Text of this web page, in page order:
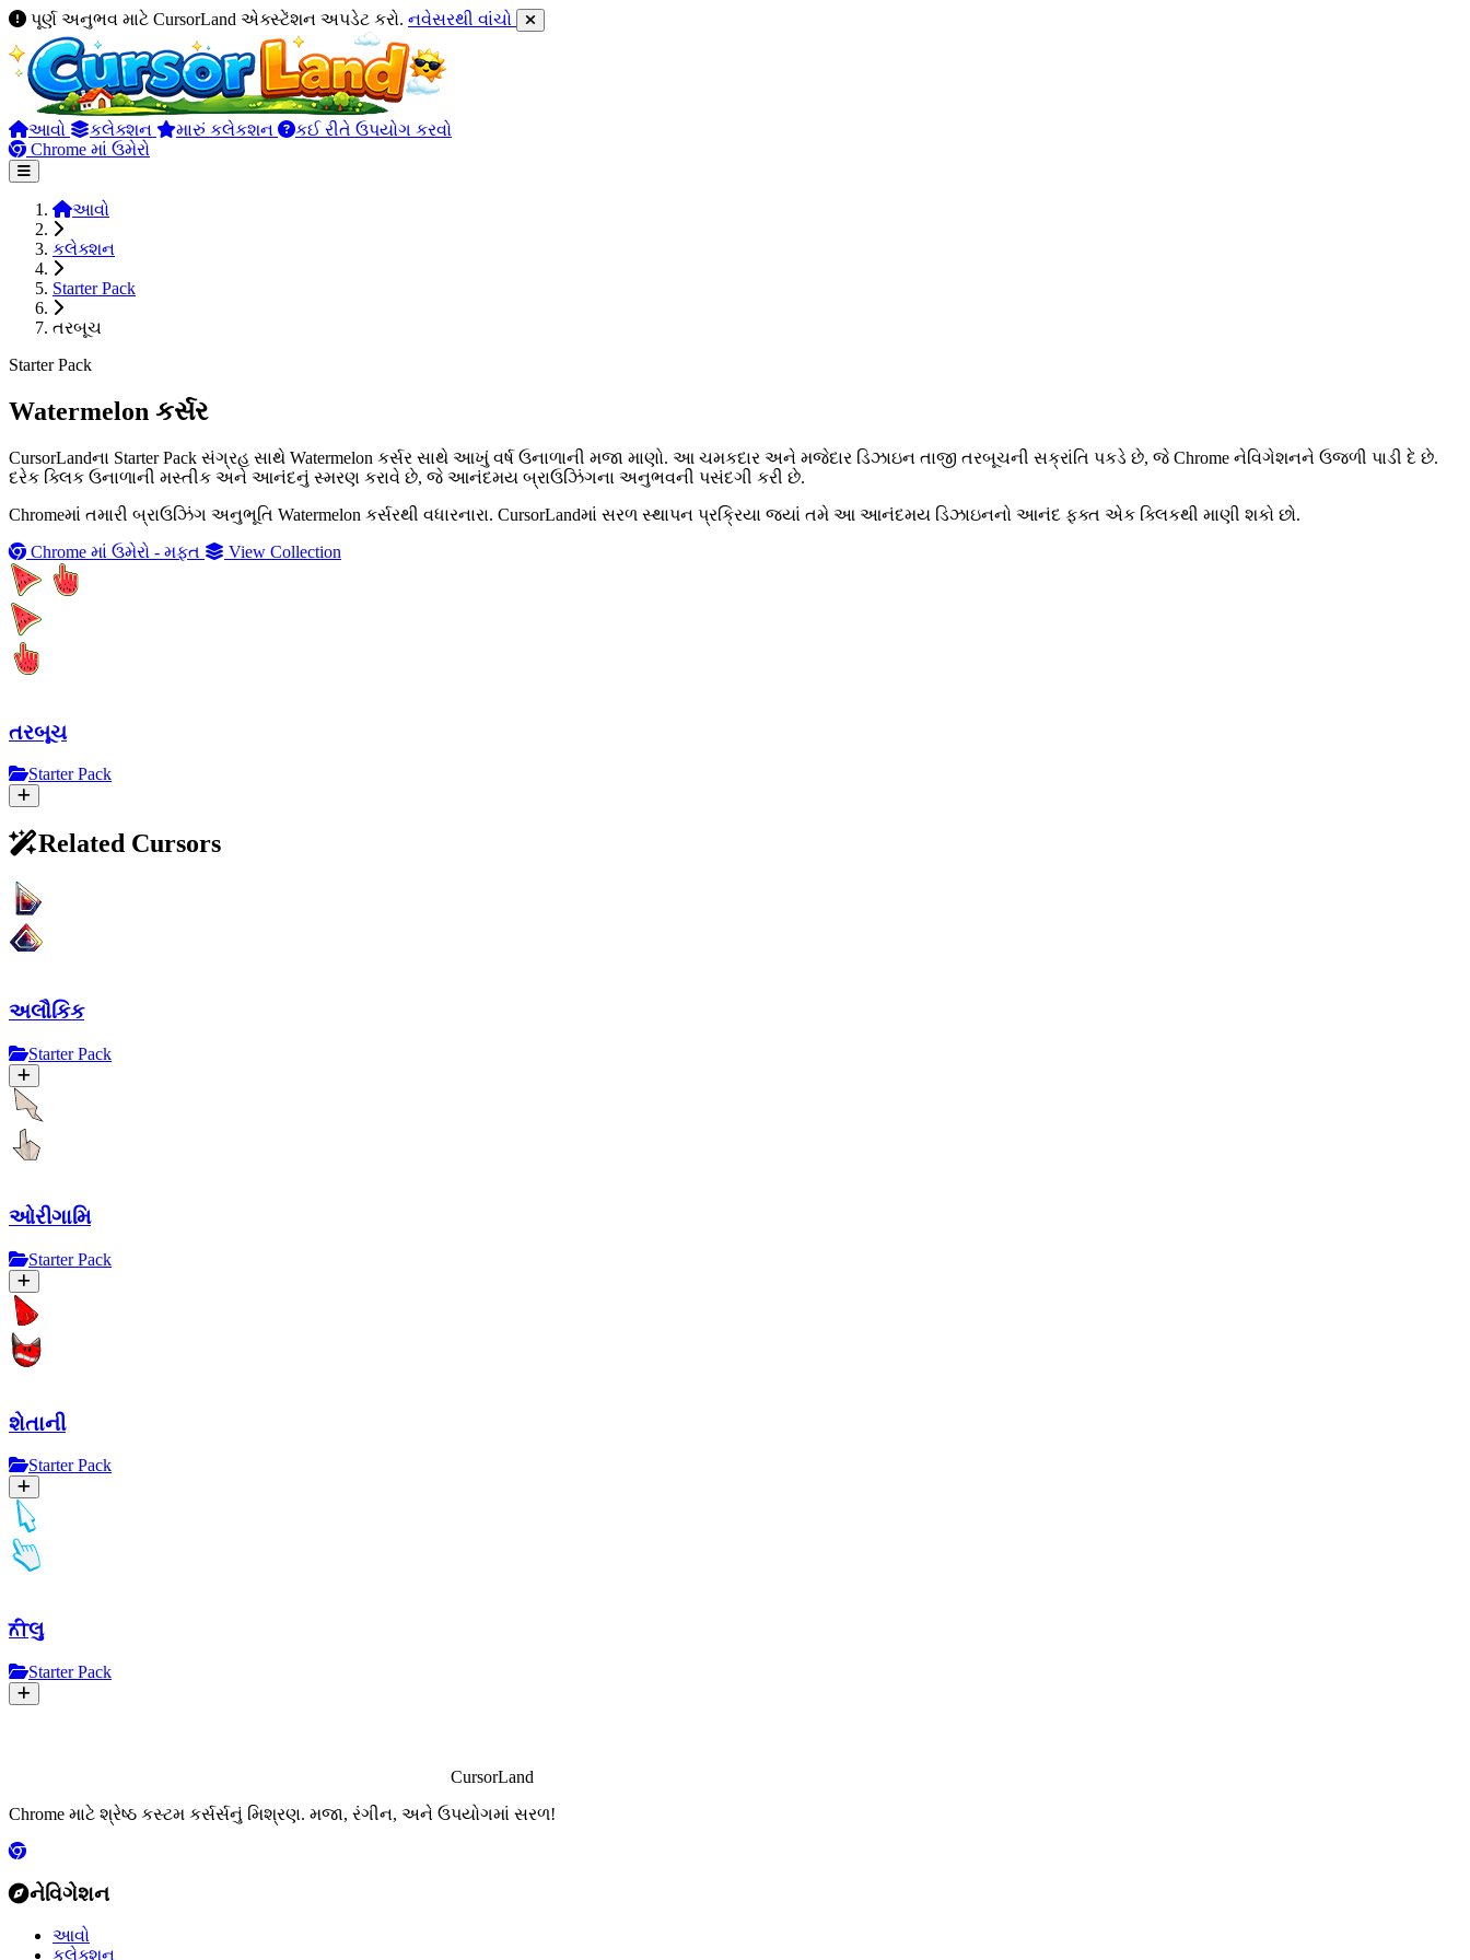
પૂર્ણ અનુભવ માટે CursorLand એક્સ્ટેંશન અપડેટ કરો. નવેસરથી વાંચો
આવો કલેક્શન મારું કલેકશન
કઈ રીતે ઉપયોગ કરવો
Chrome માં ઉમેરો
આવો
કલેક્શન
Starter Pack
તરબૂચ
Starter Pack
Watermelon કર્સર
CursorLandના Starter Pack સંગ્રહ સાથે Watermelon કર્સર સાથે આખું વર્ષ ઉનાળાની મજા માણો. આ ચમકદાર અને મજેદાર ડિઝાઇન તાજી તરબૂચની સક્રાંતિ પકડે છે, જે Chrome નેવિગેશનને ઉજળી પાડી દે છે.
દરેક ક્લિક ઉનાળાની મસ્તીક અને આનંદનું સ્મરણ કરાવે છે, જે આનંદમય બ્રાઉઝિંગના અનુભવની પસંદગી કરી છે.
Chromeમાં તમારી બ્રાઉઝિંગ અનુભૂતિ Watermelon કર્સરથી વધારનારા. CursorLandમાં સરળ સ્થાપન પ્રક્રિયા જ્યાં તમે આ આનંદમય ડિઝાઇનનો આનંદ ફક્ત એક ક્લિકથી માણી શકો છો.
Chrome માં ઉમેરો - મફત
View Collection
તરબૂચ
Starter Pack
Related Cursors
અલૌકિક
Starter Pack
ઓરીગામિ
Starter Pack
શેતાની
Starter Pack
ਨੀલુ
Starter Pack
CursorLand
Chrome માટે શ્રેષ્ઠ કસ્ટમ કર્સર્સનું મિશ્રણ. મજા, રંગીન, અને ઉપયોગમાં સરળ!
નેવિગેશન
આવો
કલેક્શન